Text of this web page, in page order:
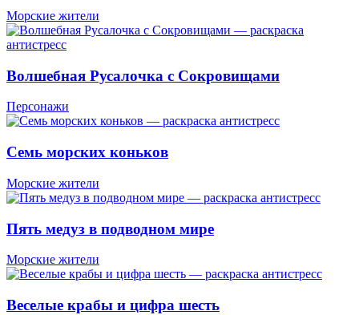
Морские жители
Волшебная Русалочка с Сокровищами
Персонажи
Семь морских коньков
Морские жители
Пять медуз в подводном мире
Морские жители
Веселые крабы и цифра шесть